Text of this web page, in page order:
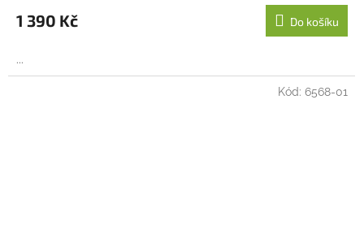
1 390 Kč Do košíku
...
Kód: 6568-01